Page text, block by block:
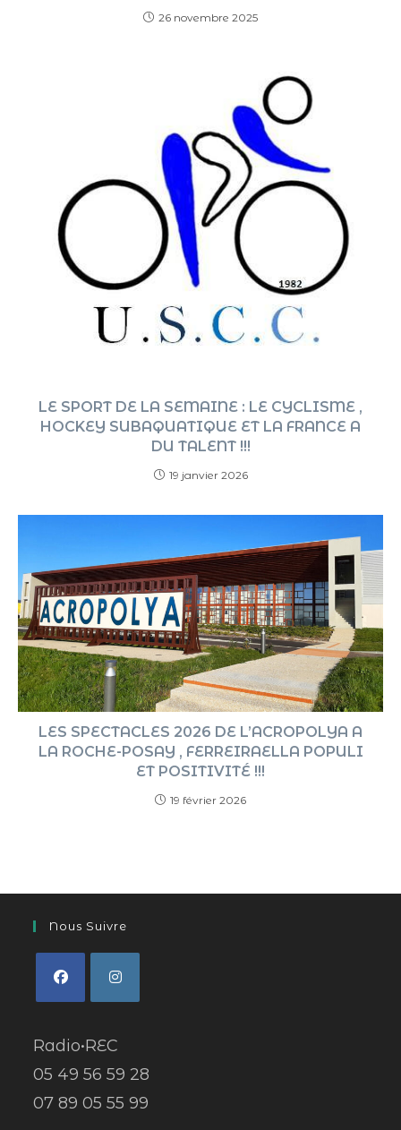
26 novembre 2025
LE SPORT DE LA SEMAINE : LE CYCLISME ,
HOCKEY SUBAQUATIQUE ET LA FRANCE A
DU TALENT !!!
19 janvier 2026
LES SPECTACLES 2026 DE L’ACROPOLYA A
LA ROCHE-POSAY , FERREIRAELLA POPULI
ET POSITIVITÉ !!!
19 février 2026
Nous Suivre
Radio•REC
05 49 56 59 28
07 89 05 55 99